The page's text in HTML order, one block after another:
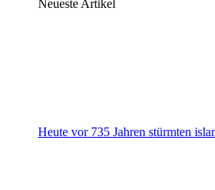
Neueste Artikel
Heute vor 735 Jahren stürmten